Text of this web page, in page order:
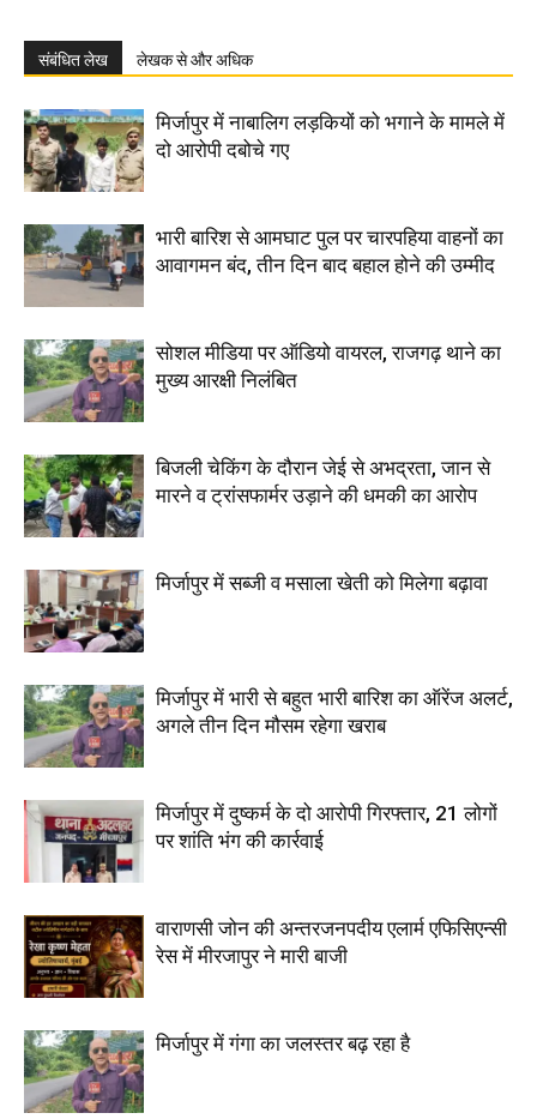
संबंधित लेख लेखक से और अधिक
मिर्जापुर में नाबालिग लड़कियों को भगाने के मामले में
दो आरोपी दबोचे गए
भारी बारिश से आमघाट पुल पर चारपहिया वाहनों का
आवागमन बंद, तीन दिन बाद बहाल होने की उम्मीद
सोशल मीडिया पर ऑडियो वायरल, राजगढ़ थाने का
मुख्य आरक्षी निलंबित
बिजली चेकिंग के दौरान जेई से अभद्रता, जान से
मारने व ट्रांसफार्मर उड़ाने की धमकी का आरोप
मिर्जापुर में सब्जी व मसाला खेती को मिलेगा बढ़ावा
मिर्जापुर में भारी से बहुत भारी बारिश का ऑरेंज अलर्ट,
अगले तीन दिन मौसम रहेगा खराब
मिर्जापुर में दुष्कर्म के दो आरोपी गिरफ्तार, 21 लोगों
पर शांति भंग की कार्रवाई
वाराणसी जोन की अन्तरजनपदीय एलार्म एफिसिएन्सी
रेस में मीरजापुर ने मारी बाजी
मिर्जापुर में गंगा का जलस्तर बढ़ रहा है